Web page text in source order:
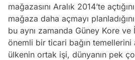
mağazasını Aralık 2014’te
mağaza daha açmayı
bu aynı zamanda Güney Kore ve
önemli bir ticari bağın
ülkenin ortak işi, dünyanın pek